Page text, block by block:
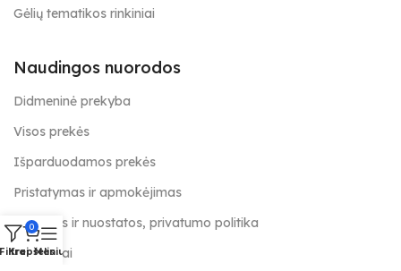
Gėlių tematikos rinkiniai
Naudingos nuorodos
Didmeninė prekyba
Visos prekės
Išparduodamos prekės
Pristatymas ir apmokėjimas
Taisyklės ir nuostatos, privatumo politika
Kontaktai
0
Krepšelis
Meniu